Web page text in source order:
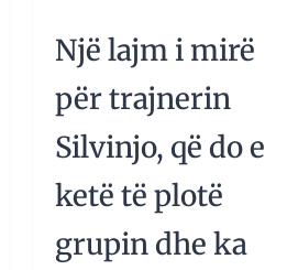
Një lajm i mirë
për trajnerin
Silvinjo, që do e
ketë të plotë
grupin dhe ka